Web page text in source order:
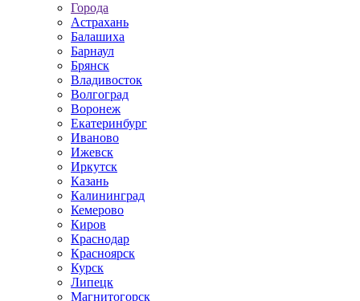
Города
Астрахань
Балашиха
Барнаул
Брянск
Владивосток
Волгоград
Воронеж
Екатеринбург
Иваново
Ижевск
Иркутск
Казань
Калининград
Кемерово
Киров
Краснодар
Красноярск
Курск
Липецк
Магнитогорск